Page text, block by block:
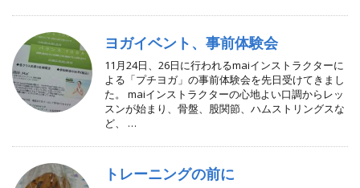
ヨガイベント、事前体験会
11月24日、26日に行われるmaiインストラクターに
よる「プチヨガ」の事前体験会を先日受けてきまし
た。 maiインストラクターの心地よい口調からレッ
スンが始まり、骨盤、股関節、ハムストリングスな
ど、 …
トレーニングの前に